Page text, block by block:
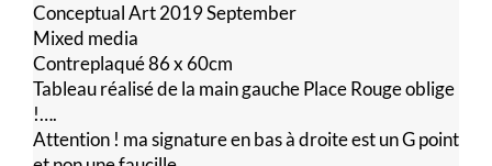
Conceptual Art 2019 September
Mixed media
Contreplaqué 86 x 60cm
Tableau réalisé de la main gauche Place Rouge oblige
!….
Attention ! ma signature en bas à droite est un G point